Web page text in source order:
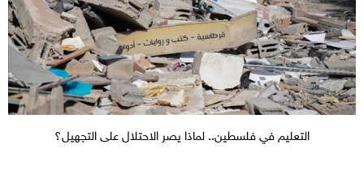
التعليم في فلسطين.. لماذا يصر الاحتلال على التجهيل؟